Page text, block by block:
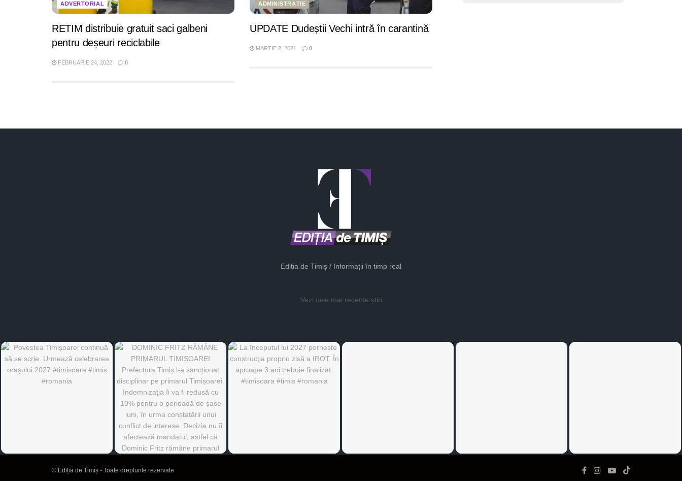
ADVERTORIAL
RETIM distribuie gratuit saci galbeni
pentru deșeuri reciclabile
FEBRUARIE 24, 2022 0
ADMINISTRAȚIE
UPDATE Dudeștii Vechi intră în carantină
MARTIE 2, 2021 0
Ediția de Timiș / Informații în timp real
Vezi cele mai recente știri
© Ediția de Timiș - Toate drepturile rezervate